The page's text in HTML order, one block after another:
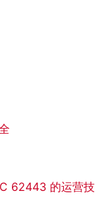
62443 的运营技